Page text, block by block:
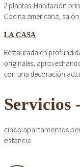
2 plantas. Habitación
Cocina americana,
LA CASA
Restaurada en
originales,
con una decoración
Servicios
cinco apartamentos
estancia